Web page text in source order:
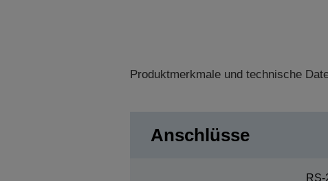
Produktmerkmale und technische
Anschlüsse